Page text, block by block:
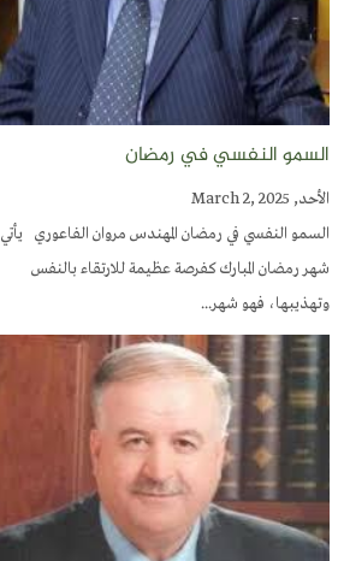
السمو النفسي في رمضان
الأحد, March 2, 2025
السمو النفسي في رمضان المهندس مروان الفاعوري يأتي
شهر رمضان المبارك كفرصة عظيمة للارتقاء بالنفس
وتهذيبها، فهو شهر...